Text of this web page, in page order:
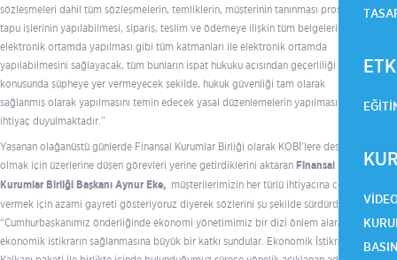
sözleşmeleri dahil tüm sözleşmelerin, temliklerin, müşterinin tanınması prosedürü,
tapu işlerinin yapılabilmesi, sipariş, teslim ve ödemeye ilişkin tüm belgelerin
elektronik ortamda yapılması gibi tüm katmanları ile elektronik ortamda
yapılabilmesini sağlayacak, tüm bunların ispat hukuku açısından geçerliliği
konusunda şüpheye yer vermeyecek şekilde, hukuk güvenliği tam olarak
sağlanmış olarak yapılmasını temin edecek yasal düzenlemelerin yapılmasına
ihtiyaç duyulmaktadır.”
Yaşanan olağanüstü günlerde Finansal Kurumlar Birliği olarak KOBİ’lere destek
olmak için üzerlerine düşen görevleri yerine getirdiklerini aktaran Finansal
Kurumlar Birliği Başkanı Aynur Eke, müşterilerimizin her türlü ihtiyacına cevap
vermek için azami gayreti gösteriyoruz diyerek sözlerini şu şekilde sürdürdü:
“Cumhurbaşkanımız önderliğinde ekonomi yönetimimiz bir dizi önlem alarak
ekonomik istikrarın sağlanmasına büyük bir katkı sundular. Ekonomik İstikrar